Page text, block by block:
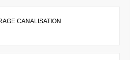
CANALISATION